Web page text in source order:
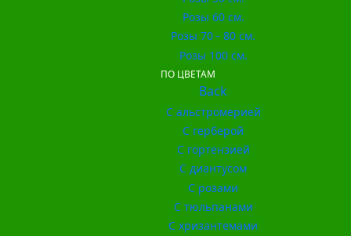
Розы 60 см.
Розы 70 - 80 см.
Розы 100 см.
ПО ЦВЕТАМ
Back
С альстромерией
С герберой
С гортензией
С диантусом
С розами
С тюльпанами
С хризантемами